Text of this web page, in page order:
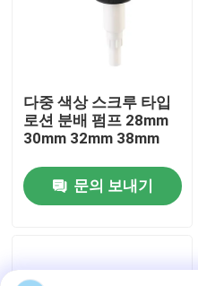
우리에 대하여
공장 여행
다중 색상 스크루 타입
로션 분배 펌프 28mm
30mm 32mm 38mm
문의 보내기